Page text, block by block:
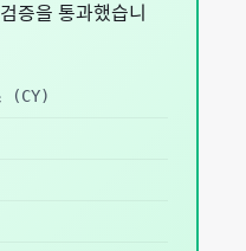
증을 통과했습니
(CY)